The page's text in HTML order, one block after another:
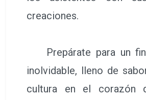
creaciones.
Prepárate para un fin
inolvidable, lleno de
cultura en el corazón